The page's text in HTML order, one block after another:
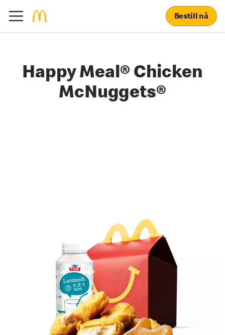
Bestill nå
Happy Meal® Chicken
McNuggets®